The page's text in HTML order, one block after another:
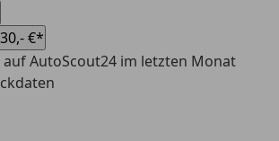
€*
AutoScout24 im letzten Monat